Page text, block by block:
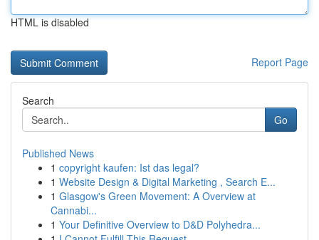
HTML is disabled
Report Page
Search
Go
Published News
1 copyright kaufen: Ist das legal?
1 Website Design & Digital Marketing , Search E...
1 Glasgow's Green Movement: A Overview at
Cannabi...
1 Your Definitive Overview to D&D Polyhedra...